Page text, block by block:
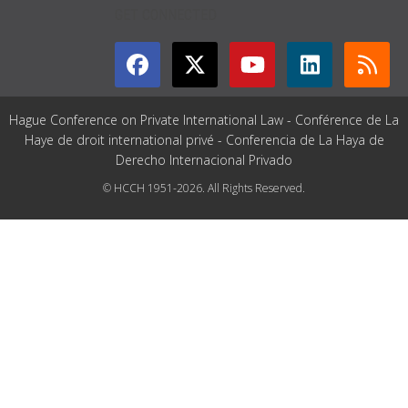
Hague Conference on Private International Law - Conférence de La
Haye de droit international privé - Conferencia de La Haya de
Derecho Internacional Privado
© HCCH 1951-2026. All Rights Reserved.